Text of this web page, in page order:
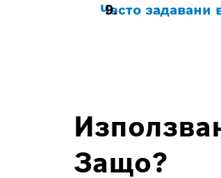
Често задавани
Защо?